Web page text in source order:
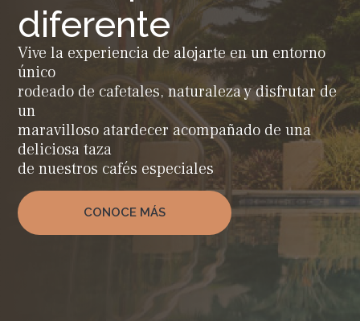
diferente
Vive la experiencia de alojarte en un entorno
único
rodeado de cafetales, naturaleza y disfrutar de
un
maravilloso atardecer acompañado de una
deliciosa taza
de nuestros cafés especiales
CONOCE MÁS